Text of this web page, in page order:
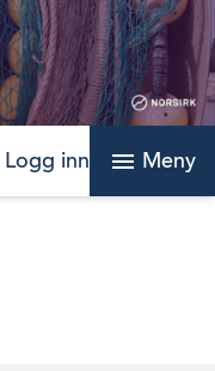
Logg inn menu Meny